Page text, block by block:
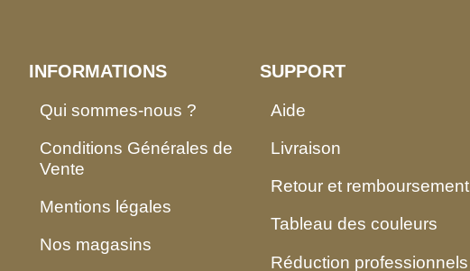
INFORMATIONS
Qui sommes-nous ?
Conditions Générales de
Vente
Mentions légales
Nos magasins
SUPPORT
Aide
Livraison
Retour et remboursement
Tableau des couleurs
Réduction professionnels